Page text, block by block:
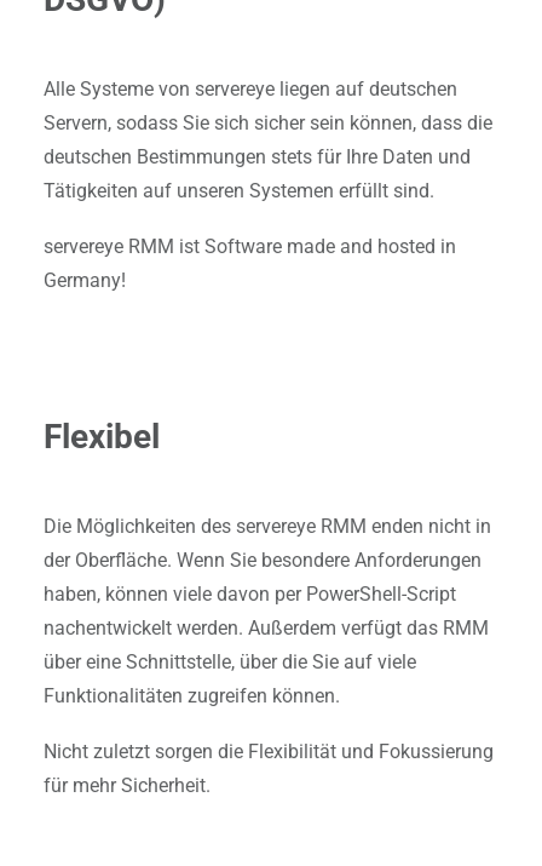
Alle Systeme von servereye liegen auf deutschen
Servern, sodass Sie sich sicher sein können, dass die
deutschen Bestimmungen stets für Ihre Daten und
Tätigkeiten auf unseren Systemen erfüllt sind.
servereye RMM ist Software made and hosted in
Germany!
Flexibel
Die Möglichkeiten des servereye RMM enden nicht in
der Oberfläche. Wenn Sie besondere Anforderungen
haben, können viele davon per PowerShell-Script
nachentwickelt werden. Außerdem verfügt das RMM
über eine Schnittstelle, über die Sie auf viele
Funktionalitäten zugreifen können.
Nicht zuletzt sorgen die Flexibilität und Fokussierung
für mehr Sicherheit.